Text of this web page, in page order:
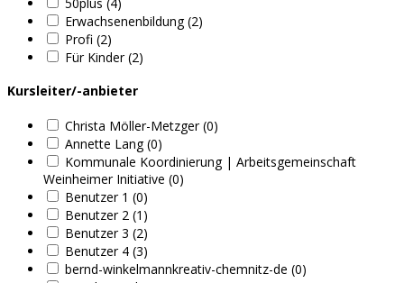
Erwachsenenbildung (2)
Profi (2)
Für Kinder (2)
Kursleiter/-anbieter
Christa Möller-Metzger (0)
Annette Lang (0)
Kommunale Koordinierung | Arbeitsgemeinschaft
Weinheimer Initiative (0)
Benutzer 1 (0)
Benutzer 2 (1)
Benutzer 3 (2)
Benutzer 4 (3)
bernd-winkelmannkreativ-chemnitz-de (0)